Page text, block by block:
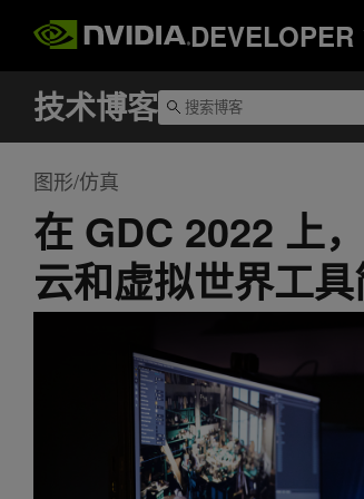
DEVELOPER
图形/仿真
在 GDC 2022 上
云和虚拟世界工